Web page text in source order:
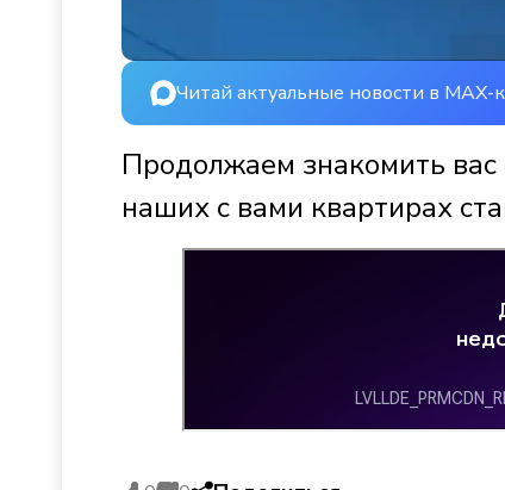
Читай актуальные новости в MAX-
Продолжаем знакомить
наших с вами квартирах